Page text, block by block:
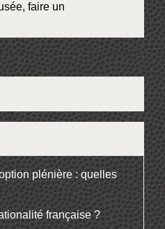
faire un
plénière : quelles
française ?